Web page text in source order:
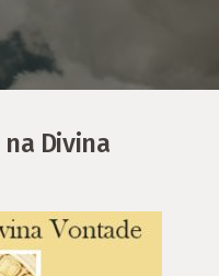
Divina